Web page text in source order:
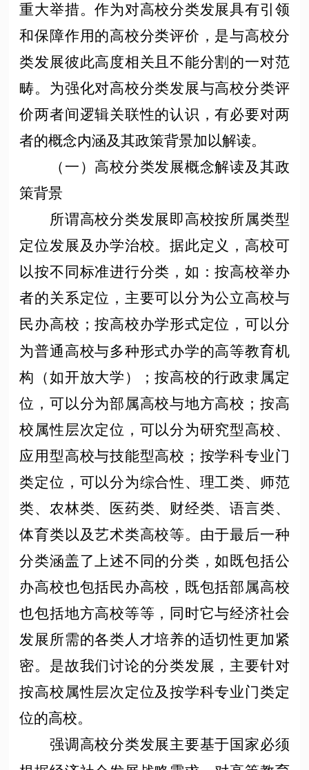
重大举措。作为对高校分类发展具有引领
和保障作用的高校分类评价，是与高校分
类发展彼此高度相关且不能分割的一对范
畴。为强化对高校分类发展与高校分类评
价两者间逻辑关联性的认识，有必要对两
者的概念内涵及其政策背景加以解读。
（一）高校分类发展概念解读及其政
策背景
所谓高校分类发展即高校按所属类型
定位发展及办学治校。据此定义，高校可
以按不同标准进行分类，如：按高校举办
者的关系定位，主要可以分为公立高校与
民办高校；按高校办学形式定位，可以分
为普通高校与多种形式办学的高等教育机
构（如开放大学）；按高校的行政隶属定
位，可以分为部属高校与地方高校；按高
校属性层次定位，可以分为研究型高校、
应用型高校与技能型高校；按学科专业门
类定位，可以分为综合性、理工类、师范
类、农林类、医药类、财经类、语言类、
体育类以及艺术类高校等。由于最后一种
分类涵盖了上述不同的分类，如既包括公
办高校也包括民办高校，既包括部属高校
也包括地方高校等等，同时它与经济社会
发展所需的各类人才培养的适切性更加紧
密。是故我们讨论的分类发展，主要针对
按高校属性层次定位及按学科专业门类定
位的高校。
强调高校分类发展主要基于国家必须